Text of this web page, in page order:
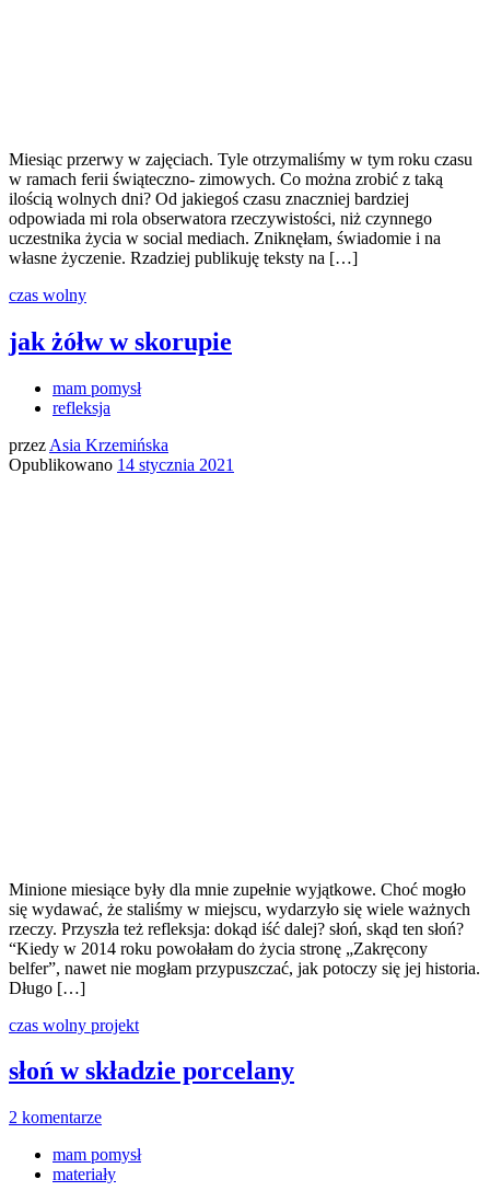
Miesiąc przerwy w zajęciach. Tyle otrzymaliśmy w tym roku czasu
w ramach ferii świąteczno- zimowych. Co można zrobić z taką
ilością wolnych dni? Od jakiegoś czasu znaczniej bardziej
odpowiada mi rola obserwatora rzeczywistości, niż czynnego
uczestnika życia w social mediach. Zniknęłam, świadomie i na
własne życzenie. Rzadziej publikuję teksty na […]
czas wolny
jak żółw w skorupie
mam pomysł
refleksja
przez Asia Krzemińska
Opublikowano 14 stycznia 2021
Minione miesiące były dla mnie zupełnie wyjątkowe. Choć mogło
się wydawać, że staliśmy w miejscu, wydarzyło się wiele ważnych
rzeczy. Przyszła też refleksja: dokąd iść dalej? słoń, skąd ten słoń?
“Kiedy w 2014 roku powołałam do życia stronę „Zakręcony
belfer”, nawet nie mogłam przypuszczać, jak potoczy się jej historia.
Długo […]
czas wolny projekt
słoń w składzie porcelany
2 komentarze
mam pomysł
materiały